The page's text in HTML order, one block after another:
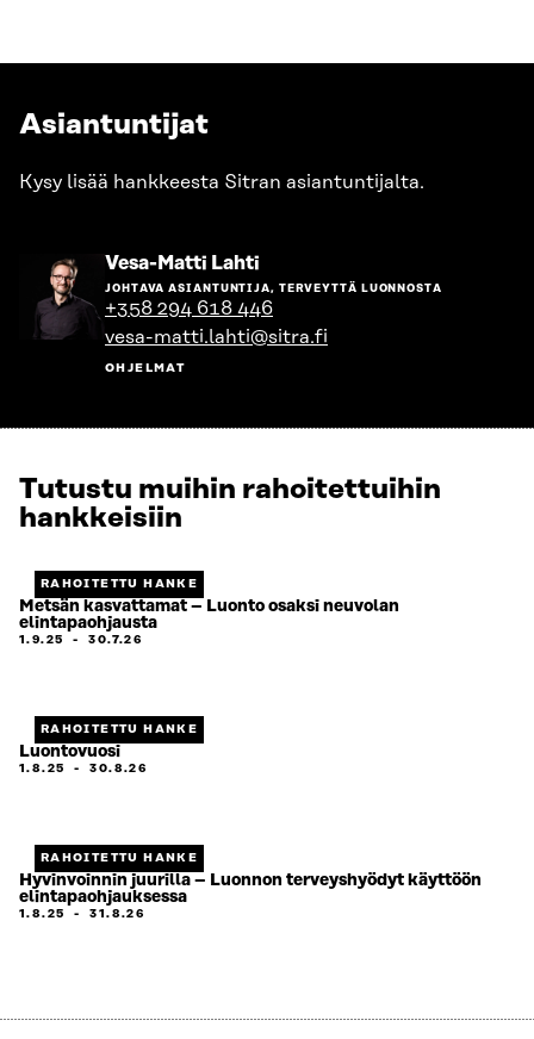
Asiantuntijat
Kysy lisää hankkeesta Sitran asiantuntijalta.
Vesa-Matti Lahti
henkilön
sivulle
JOHTAVA ASIANTUNTIJA, TERVEYTTÄ LUONNOSTA
+358 294 618 446
vesa-matti.lahti@sitra.fi
OHJELMAT
Tutustu muihin rahoitettuihin
hankkeisiin
RAHOITETTU HANKE
Metsän kasvattamat – Luonto osaksi neuvolan
elintapaohjausta
1.9.25 -30.7.26
RAHOITETTU HANKE
Luontovuosi
1.8.25 -30.8.26
RAHOITETTU HANKE
Hyvinvoinnin juurilla – Luonnon terveyshyödyt käyttöön
elintapaohjauksessa
1.8.25 -31.8.26